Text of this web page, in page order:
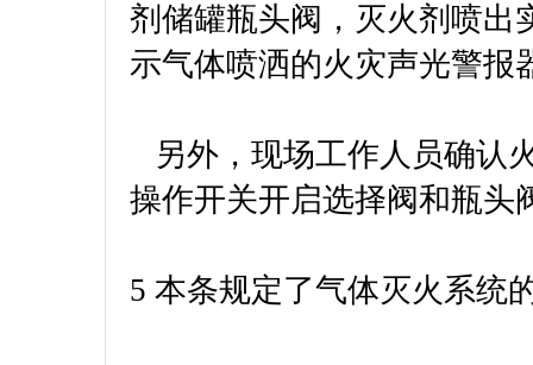
剂储罐瓶头阀，灭火剂喷出
示气体喷洒的火灾声光警报
另外，现场工作人员确认
操作开关开启选择阀和瓶头
5 本条规定了气体灭火系统